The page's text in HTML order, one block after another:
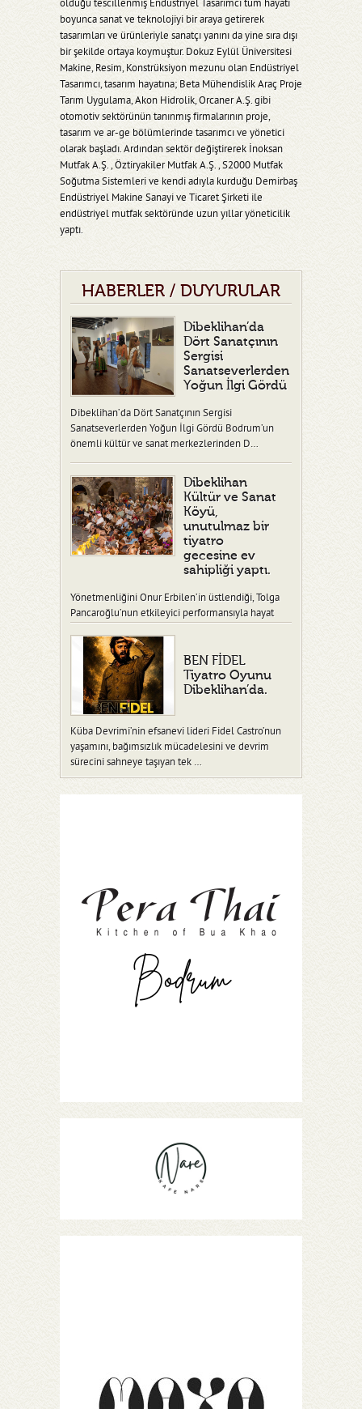
olduğu tescillenmiş Endüstriyel Tasarımcı tüm hayatı
boyunca sanat ve teknolojiyi bir araya getirerek
tasarımları ve ürünleriyle sanatçı yanını da yine sıra dışı
bir şekilde ortaya koymuştur. Dokuz Eylül Üniversitesi
Makine, Resim, Konstrüksiyon mezunu olan Endüstriyel
Tasarımcı, tasarım hayatına; Beta Mühendislik Araç Proje
Tarım Uygulama, Akon Hidrolik, Orcaner A.Ş. gibi
otomotiv sektörünün tanınmış firmalarının proje,
tasarım ve ar-ge bölümlerinde tasarımcı ve yönetici
olarak başladı. Ardından sektör değiştirerek İnoksan
Mutfak A.Ş. , Öztiryakiler Mutfak A.Ş. , S2000 Mutfak
Soğutma Sistemleri ve kendi adıyla kurduğu Demirbaş
Endüstriyel Makine Sanayi ve Ticaret Şirketi ile
endüstriyel mutfak sektöründe uzun yıllar yöneticilik
yaptı.
HABERLER / DUYURULAR
Dibeklihan’da
Dört Sanatçının
Sergisi
Sanatseverlerden
Yoğun İlgi Gördü
Dibeklihan’da Dört Sanatçının Sergisi
Sanatseverlerden Yoğun İlgi Gördü Bodrum’un
önemli kültür ve sanat merkezlerinden D…
Dibeklihan
Kültür ve Sanat
Köyü,
unutulmaz bir
tiyatro
gecesine ev
sahipliği yaptı.
Yönetmenliğini Onur Erbilen’in üstlendiği, Tolga
Pancaroğlu’nun etkileyici performansıyla hayat
BEN FİDEL
Tiyatro Oyunu
Dibeklihan’da.
Küba Devrimi’nin efsanevi lideri Fidel Castro’nun
yaşamını, bağımsızlık mücadelesini ve devrim
sürecini sahneye taşıyan tek …